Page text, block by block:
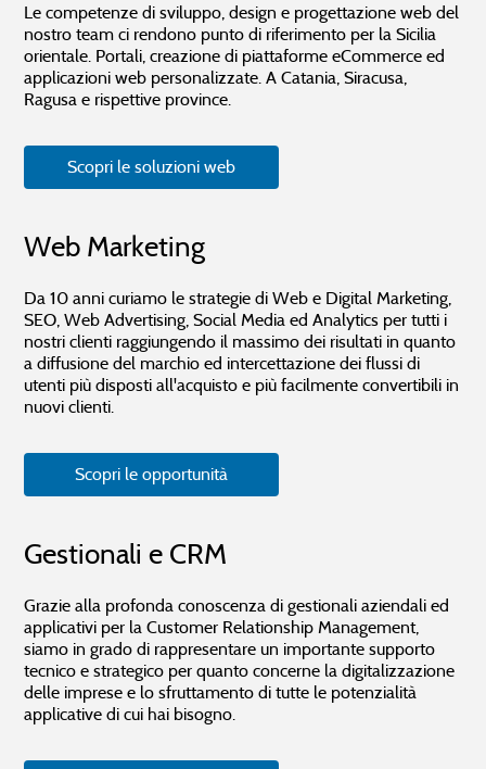
Le competenze di sviluppo, design e progettazione web del
nostro team ci rendono punto di riferimento per la Sicilia
orientale. Portali, creazione di piattaforme eCommerce ed
applicazioni web personalizzate. A Catania, Siracusa,
Ragusa e rispettive province.
Scopri le soluzioni web
Web Marketing
Da 10 anni curiamo le strategie di Web e Digital Marketing,
SEO, Web Advertising, Social Media ed Analytics per tutti i
nostri clienti raggiungendo il massimo dei risultati in quanto
a diffusione del marchio ed intercettazione dei flussi di
utenti più disposti all'acquisto e più facilmente convertibili in
nuovi clienti.
Scopri le opportunità
Gestionali e CRM
Grazie alla profonda conoscenza di gestionali aziendali ed
applicativi per la Customer Relationship Management,
siamo in grado di rappresentare un importante supporto
tecnico e strategico per quanto concerne la digitalizzazione
delle imprese e lo sfruttamento di tutte le potenzialità
applicative di cui hai bisogno.